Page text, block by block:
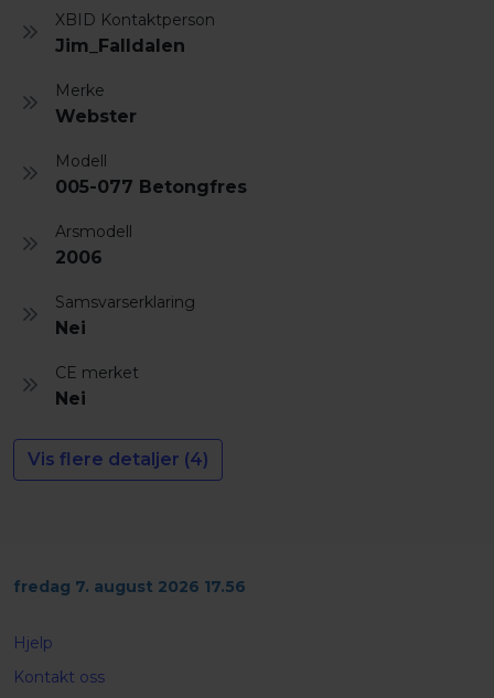
XBID Kontaktperson
Jim_Falldalen
Merke
Webster
Modell
005-077 Betongfres
Arsmodell
2006
Samsvarserklaring
Nei
CE merket
Nei
Vis flere detaljer (4)
fredag 7. august 2026 17.56
Hjelp
Kontakt oss